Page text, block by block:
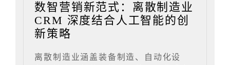
数智营销新范式：离散制造业
CRM 深度结合人工智能的创
新策略
离散制造业涵盖装备制造、自动化设